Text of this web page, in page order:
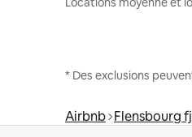
* Des exclusions
Airbnb Flensbourg